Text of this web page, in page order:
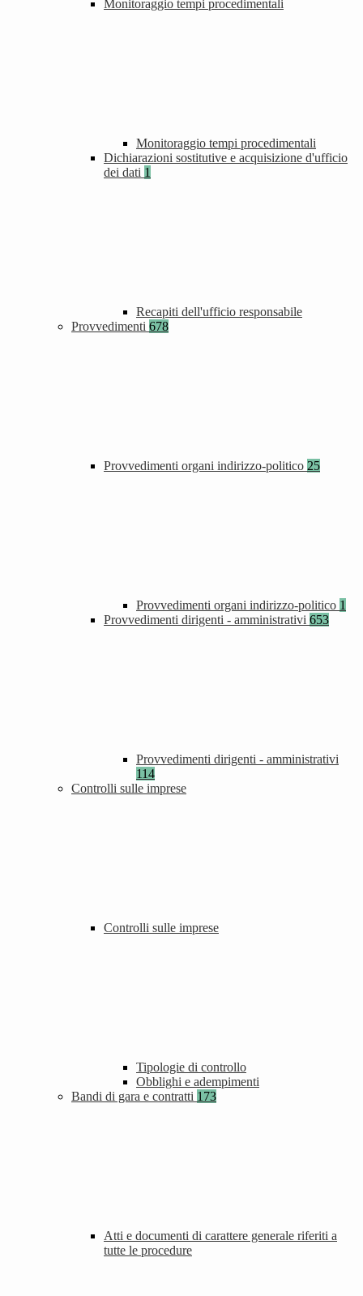
Monitoraggio tempi procedimentali
Monitoraggio tempi procedimentali
Dichiarazioni sostitutive e acquisizione d'ufficio
dei dati 1
Recapiti dell'ufficio responsabile
Provvedimenti 678
Provvedimenti organi indirizzo-politico 25
Provvedimenti organi indirizzo-politico 1
Provvedimenti dirigenti - amministrativi 653
Provvedimenti dirigenti - amministrativi
114
Controlli sulle imprese
Controlli sulle imprese
Tipologie di controllo
Obblighi e adempimenti
Bandi di gara e contratti 173
Atti e documenti di carattere generale riferiti a
tutte le procedure